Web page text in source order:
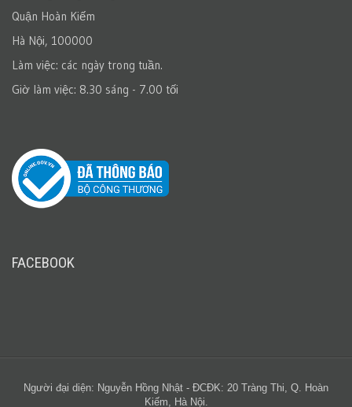
Quận Hoàn Kiếm
Hà Nội, 100000
Làm việc: các ngày trong tuần.
Giờ làm việc: 8.30 sáng - 7.00 tối
FACEBOOK
Người đại diện: Nguyễn Hồng Nhật - ĐCĐK: 20 Tràng Thi, Q. Hoàn
Kiếm, Hà Nội.